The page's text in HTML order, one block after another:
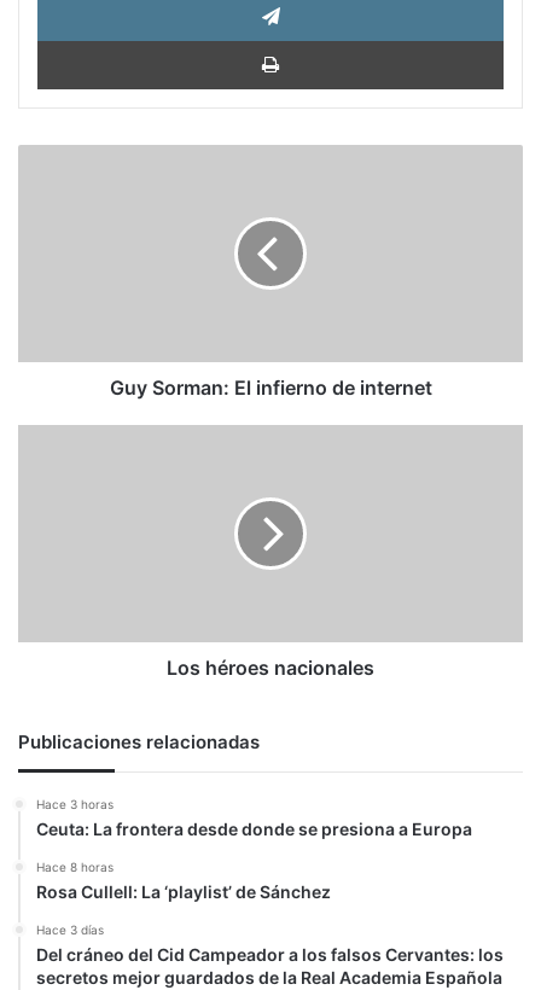
Guy Sorman: El infierno de internet
Los héroes nacionales
Publicaciones relacionadas
Hace 3 horas
Ceuta: La frontera desde donde se presiona a Europa
Hace 8 horas
Rosa Cullell: La ‘playlist’ de Sánchez
Hace 3 días
Del cráneo del Cid Campeador a los falsos Cervantes: los
secretos mejor guardados de la Real Academia Española